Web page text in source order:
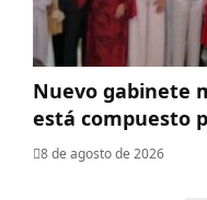
Nuevo gabinete
está compuesto
8 de agosto de 2026